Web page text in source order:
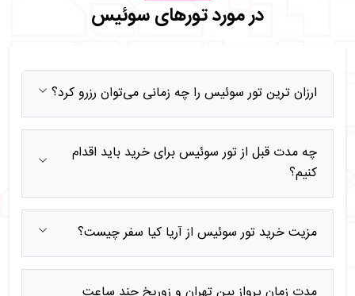
در مورد تورهای سوئیس
ارزان ترین تور سوئیس را چه زمانی می‌توان رزرو کرد؟
چه مدت قبل از تور سوئیس برای خرید باید اقدام
کنیم؟
مزیت خرید تور سوئیس از آریا کیا سفر چیست؟